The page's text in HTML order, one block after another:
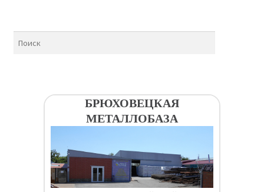
БРЮХОВЕЦКАЯ
МЕТАЛЛОБАЗА